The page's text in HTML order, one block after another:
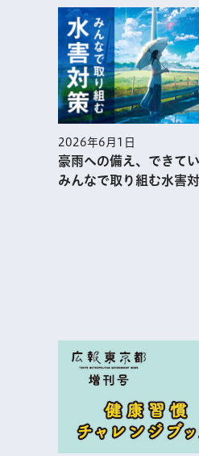
2026年6月1日
豪雨への備え、できて
みんなで取り組む水害